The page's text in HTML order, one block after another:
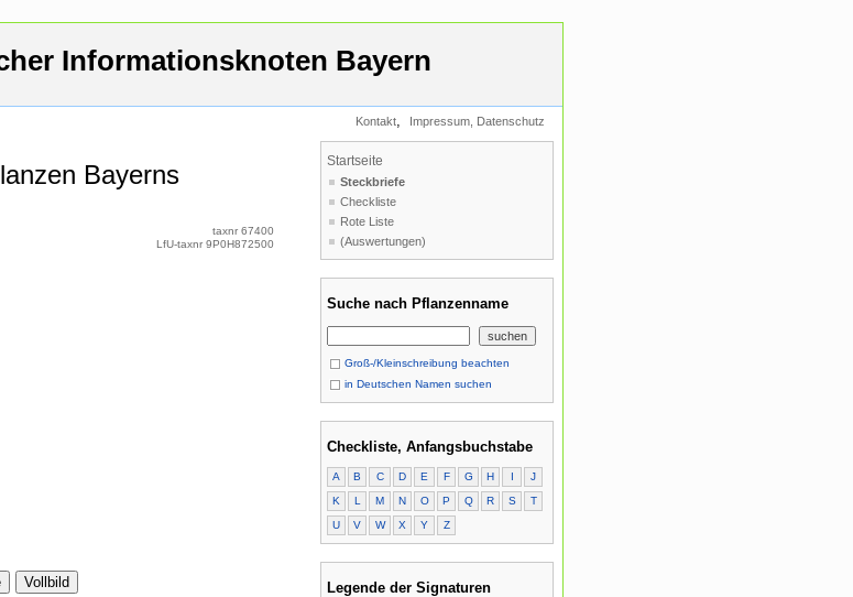
Informationsknoten Bayern
Kontakt, Impressum, Datenschutz
Bayerns
taxnr 67400
LfU-taxnr 9P0H872500
Vollbild
Startseite
Steckbriefe
Checkliste
Rote Liste
(Auswertungen)
Suche nach Pflanzenname
Groß-/Kleinschreibung beachten
in Deutschen Namen suchen
Checkliste, Anfangsbuchstabe
A B C D E F G H I
J
K
L M N O P Q R S
T
U
V W X Y Z
Legende der Signaturen